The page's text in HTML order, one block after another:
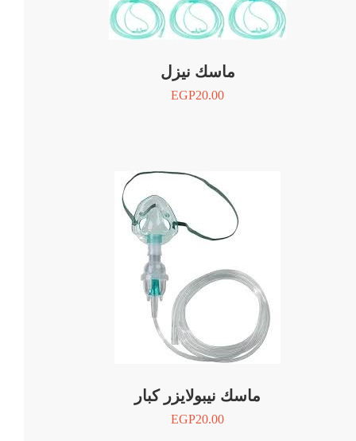
ماسك نيزل
EGP20.00
ماسك نيبولايزر كبار
EGP20.00